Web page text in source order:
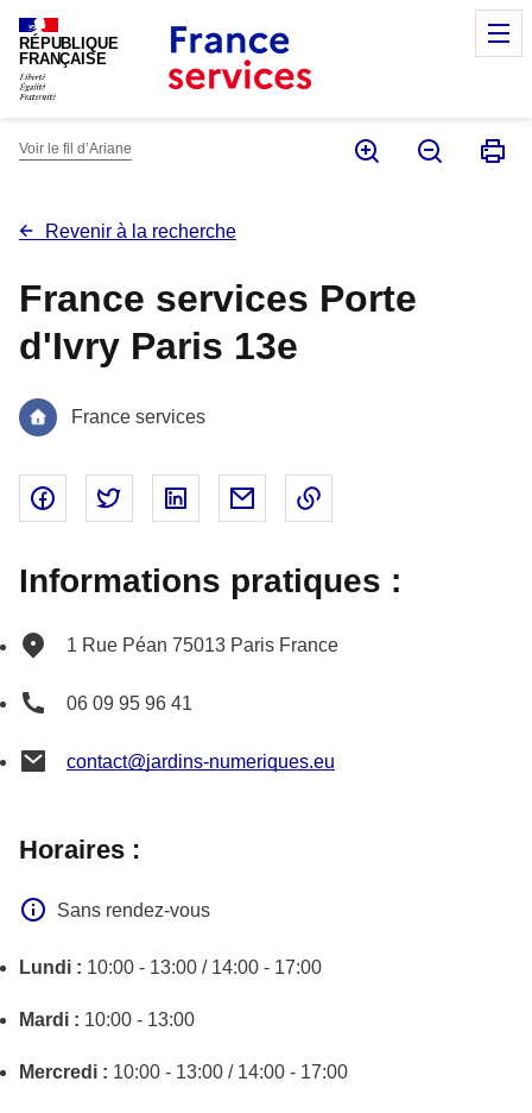
RÉPUBLIQUE
FRANÇAISE
Voir le fil d’Ariane
Revenir à la recherche
France services Porte
d'Ivry Paris 13e
France services
Partager sur Facebook - nouvelle fenêtre
Partager sur Twitter - nouvelle fenêtre
Partager sur Linked In - nouvelle
Partager par email - nouvelle
Informations pratiques :
1 Rue Péan 75013 Paris France
06 09 95 96 41
contact@jardins-numeriques.eu
Horaires :
Sans rendez-vous
Lundi : 10:00 - 13:00 / 14:00 - 17:00
Mardi : 10:00 - 13:00
Mercredi : 10:00 - 13:00 / 14:00 - 17:00